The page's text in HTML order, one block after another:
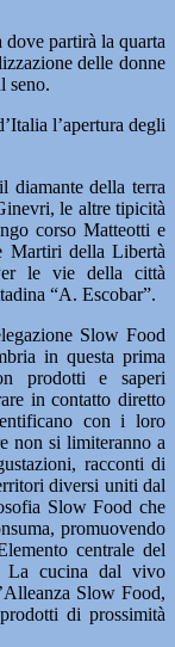
partirà la quarta
delle donne
seno.
l’apertura degli
diamante della terra
le altre tipicità
corso Matteotti e
Martiri della Libertà
le vie della città
“A. Escobar”.
Slow Food
in questa prima
prodotti e saperi
in contatto diretto
con i loro
non si limiteranno a
racconti di
diversi uniti dal
Slow Food che
promuovendo
centrale del
La cucina dal vivo
Slow Food,
di prossimità